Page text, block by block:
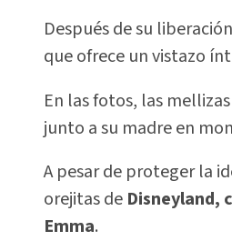
Después de su
que ofrece un vistazo
En las fotos, las
junto a su madre en
A pesar de proteger la
orejitas de Disneyland,
Emma.